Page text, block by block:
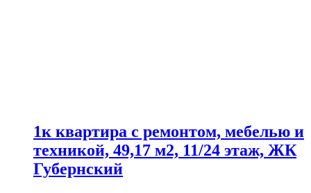
1к квартира с ремонтом, мебелью и
техникой, 49,17 м2, 11/24 этаж, ЖК
Губернский